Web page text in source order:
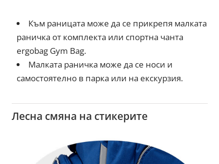
Към раницата може да се прикрепя малката
раничка от комплекта или спортна чанта
ergobag Gym Bag.
Малката раничка може да се носи и
самостоятелно в парка или на екскурзия.
Лесна смяна на стикерите